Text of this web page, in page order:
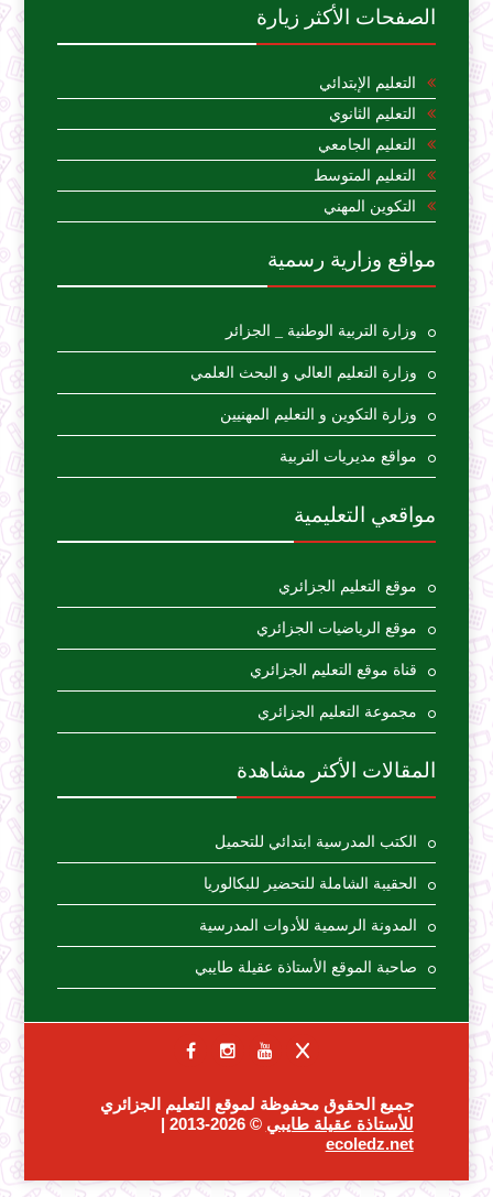
الصفحات الأكثر زيارة
التعليم الإبتدائي
التعليم الثانوي
التعليم الجامعي
التعليم المتوسط
التكوين المهني
مواقع وزارية رسمية
وزارة التربية الوطنية _ الجزائر
وزارة التعليم العالي و البحث العلمي
وزارة التكوين و التعليم المهنيين
مواقع مديريات التربية
مواقعي التعليمية
موقع التعليم الجزائري
موقع الرياضيات الجزائري
قناة موقع التعليم الجزائري
مجموعة التعليم الجزائري
المقالات الأكثر مشاهدة
الكتب المدرسية ابتدائي للتحميل
الحقيبة الشاملة للتحضير للبكالوريا
المدونة الرسمية للأدوات المدرسية
صاحبة الموقع الأستاذة عقيلة طايبي
جميع الحقوق محفوظة لموقع التعليم الجزائري
للأستاذة عقيلة طايبي © 2026-2013 |
ecoledz.net